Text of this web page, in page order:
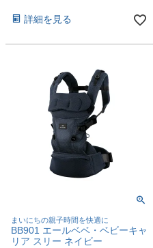
詳細を見る
まいにちの親子時間を快適に
BB901 エールベベ・ベビーキャ
リア スリー ネイビー